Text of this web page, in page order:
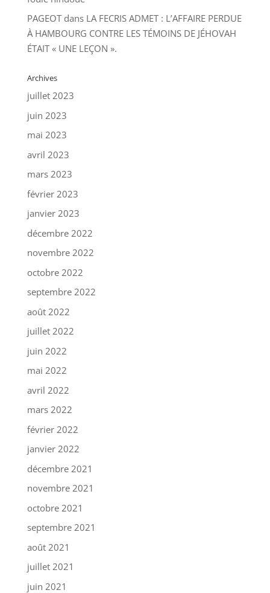
PAGEOTdans LA FECRIS ADMET : L’AFFAIRE PERDUE
À HAMBOURG CONTRE LES TÉMOINS DE JÉHOVAH
ÉTAIT « UNE LEÇON ».
Archives
juillet 2023
juin 2023
mai 2023
avril 2023
mars 2023
février 2023
janvier 2023
décembre 2022
novembre 2022
octobre 2022
septembre 2022
août 2022
juillet 2022
juin 2022
mai 2022
avril 2022
mars 2022
février 2022
janvier 2022
décembre 2021
novembre 2021
octobre 2021
septembre 2021
août 2021
juillet 2021
juin 2021